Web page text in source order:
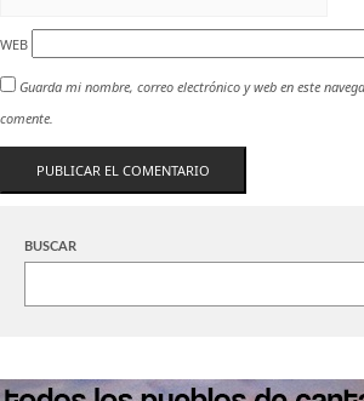
WEB
Guarda mi nombre, correo electrónico y web en este
comente.
BUSCAR